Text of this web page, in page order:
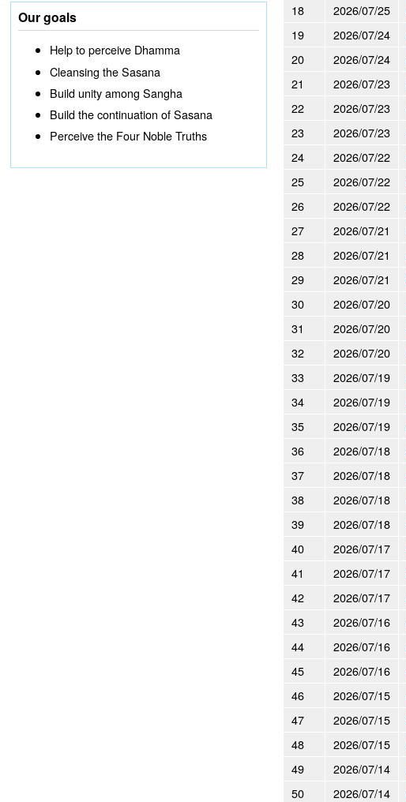
18
2026/07/25
19
2026/07/24
20
2026/07/24
21
2026/07/23
22
2026/07/23
23
2026/07/23
24
2026/07/22
25
2026/07/22
26
2026/07/22
27
2026/07/21
28
2026/07/21
29
2026/07/21
30
2026/07/20
31
2026/07/20
32
2026/07/20
33
2026/07/19
34
2026/07/19
35
2026/07/19
36
2026/07/18
37
2026/07/18
38
2026/07/18
39
2026/07/18
40
2026/07/17
41
2026/07/17
42
2026/07/17
43
2026/07/16
44
2026/07/16
45
2026/07/16
46
2026/07/15
47
2026/07/15
48
2026/07/15
49
2026/07/14
50
2026/07/14
Our goals
Help to perceive Dhamma
Cleansing the Sasana
Build unity among Sangha
Build the continuation of Sasana
Perceive the Four Noble Truths